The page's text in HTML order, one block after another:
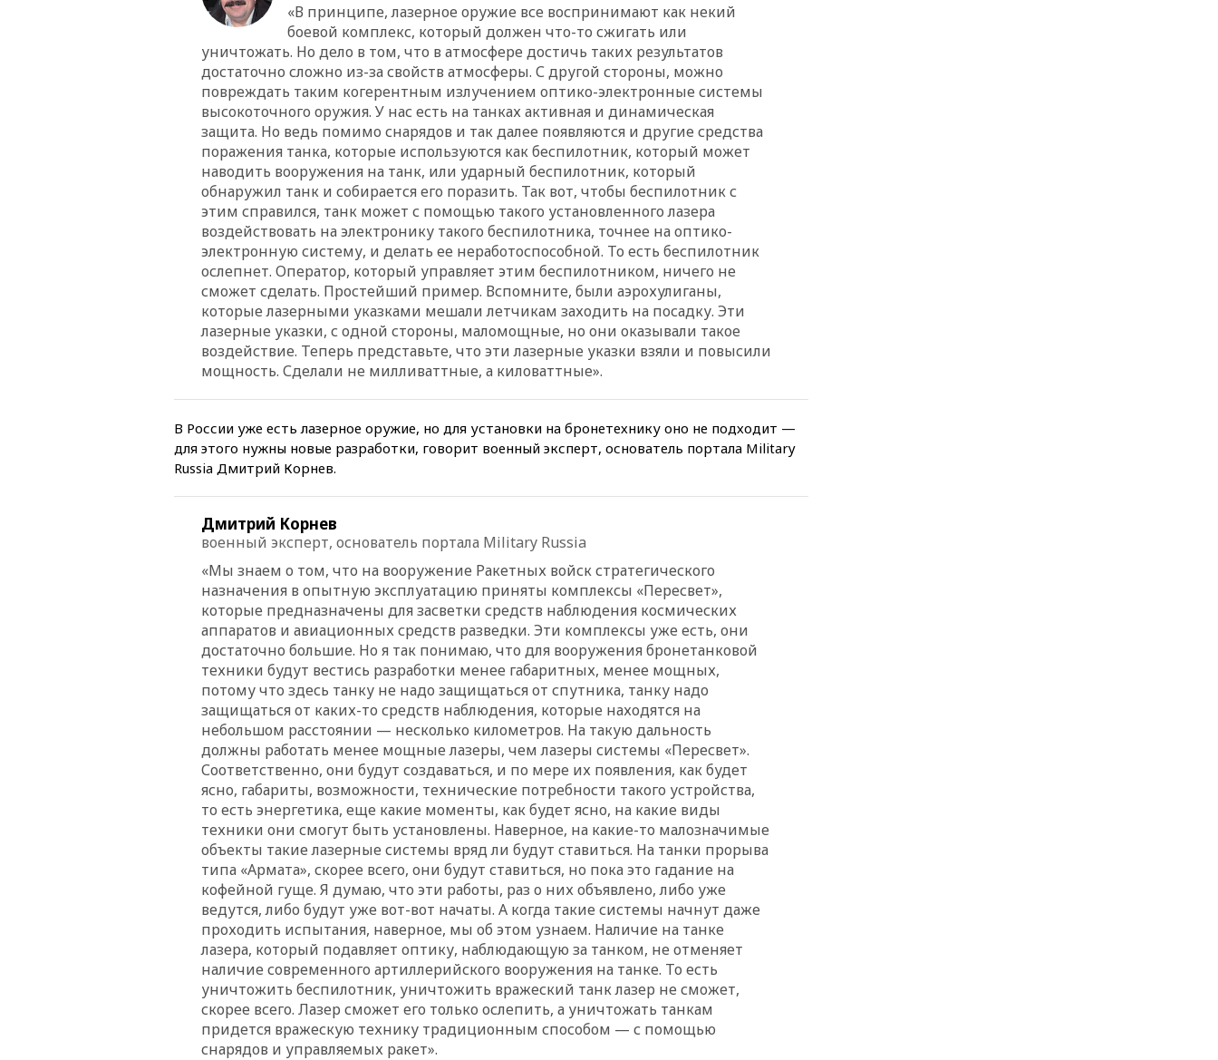
«Интервидения»
подтвердили, что конкурс
пройдет в Саудовской Аравии
вчера, 21:35Машков: в РФ
подготовили концепцию
развития театрального
искусства до 2035 года
вчера, 21:21Правительство
РФ разрешило продажу
бензина старых
экологических классов
вчера, 21:15Путин обсудил с
Машковым 150-летие Союза
театральных деятелей
вчера, 20:47Newsweek:
«взрывная» диарея охватила
47 из 50 штатов США
вчера, 20:35ПВО за 12 часов
золотых медалей выиграли на
ЧЕ российские синхронистки
главы «Уралдронзавода»
снова отключилось
электричество
вчера, 20:00Зеленский связал
дефицит ракет с попыткой
Запада принудить Киев к
уступкам
вчера, 19:45Памфилова: ЦИК
примет беспрецедентные
меры безопасности во время
выборов
вчера, 19:35 Памфилова
сообщила об омоложении
партийных списков на выборах
в Госдуму
вчера, 19:25Путин
прокомментировал первый
номер «Единой России» в
бюллетене
Путин обсудил с
Памфиловой подготовку к
единому дню голосования
вчера, 18:56Wildberries
отрицает перенос основной
логистики за пределы России
«В принципе, лазерное оружие все воспринимают как некий
боевой комплекс, который должен что-то сжигать или
уничтожать. Но дело в том, что в атмосфере достичь таких результатов
достаточно сложно из-за свойств атмосферы. С другой стороны, можно
повреждать таким когерентным излучением оптико-электронные системы
высокоточного оружия. У нас есть на танках активная и динамическая
защита. Но ведь помимо снарядов и так далее появляются и другие средства
поражения танка, которые используются как беспилотник, который может
наводить вооружения на танк, или ударный беспилотник, который
обнаружил танк и собирается его поразить. Так вот, чтобы беспилотник с
этим справился, танк может с помощью такого установленного лазера
воздействовать на электронику такого беспилотника, точнее на оптико-
электронную систему, и делать ее неработоспособной. То есть беспилотник
ослепнет. Оператор, который управляет этим беспилотником, ничего не
сможет сделать. Простейший пример. Вспомните, были аэрохулиганы,
которые лазерными указками мешали летчикам заходить на посадку. Эти
лазерные указки, с одной стороны, маломощные, но они оказывали такое
воздействие. Теперь представьте, что эти лазерные указки взяли и повысили
мощность. Сделали не милливаттные, а киловаттные».
В России уже есть лазерное оружие, но для установки на бронетехнику оно не подходит —
для этого нужны новые разработки, говорит военный эксперт, основатель портала Military
Russia Дмитрий Корнев.
Дмитрий Корнев
военный эксперт, основатель портала Military Russia
«Мы знаем о том, что на вооружение Ракетных войск стратегического
назначения в опытную эксплуатацию приняты комплексы «Пересвет»,
которые предназначены для засветки средств наблюдения космических
аппаратов и авиационных средств разведки. Эти комплексы уже есть, они
достаточно большие. Но я так понимаю, что для вооружения бронетанковой
техники будут вестись разработки менее габаритных, менее мощных,
потому что здесь танку не надо защищаться от спутника, танку надо
защищаться от каких-то средств наблюдения, которые находятся на
небольшом расстоянии — несколько километров. На такую дальность
должны работать менее мощные лазеры, чем лазеры системы «Пересвет».
Соответственно, они будут создаваться, и по мере их появления, как будет
ясно, габариты, возможности, технические потребности такого устройства,
то есть энергетика, еще какие моменты, как будет ясно, на какие виды
техники они смогут быть установлены. Наверное, на какие-то малозначимые
объекты такие лазерные системы вряд ли будут ставиться. На танки прорыва
типа «Армата», скорее всего, они будут ставиться, но пока это гадание на
кофейной гуще. Я думаю, что эти работы, раз о них объявлено, либо уже
ведутся, либо будут уже вот-вот начаты. А когда такие системы начнут даже
проходить испытания, наверное, мы об этом узнаем. Наличие на танке
лазера, который подавляет оптику, наблюдающую за танком, не отменяет
наличие современного артиллерийского вооружения на танке. То есть
уничтожить беспилотник, уничтожить вражеский танк лазер не сможет,
скорее всего. Лазер сможет его только ослепить, а уничтожать танкам
придется вражескую технику традиционным способом — с помощью
снарядов и управляемых ракет».